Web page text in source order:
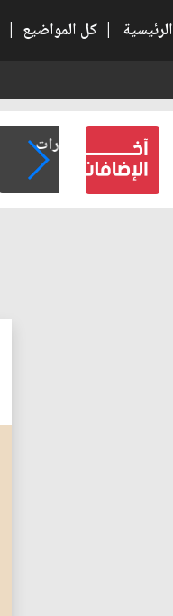
الرئيسية | كل المواضيع |
الحضارات